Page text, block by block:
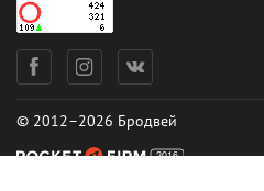
© 2012–2026 Бродвей